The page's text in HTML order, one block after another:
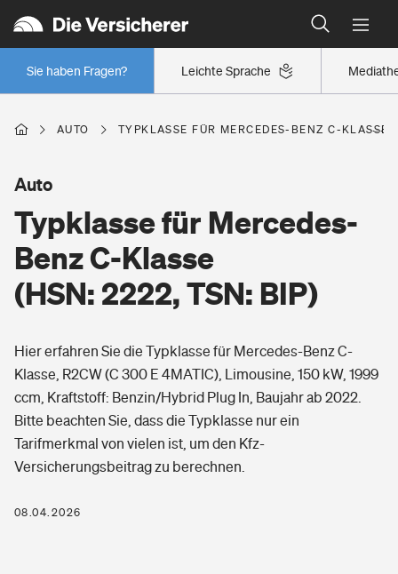
Leichte Sprache
Sie haben Fragen?
Wer versichert was: Jetzt Versicherer finden
Regionalklassen: So ist Ihre Region eingestuft
Wer versichert was: Jetzt Versicherer finden
Berufsunfähigkeitsversicherung
Arbeitsrechtsschutz
Berufshaftpflichtversicherung
Zur Übersicht
Wohnen
Wohngebäudeversicherung
Hausratversicherung
Elementarversicherung
Photovoltaik
Pri­vate Haft­pflicht­
Rechts­schutz­ver­si­che­rung
Fahrradversicherung
Unfallversicherung
Gesundheit
Private Krankenversicherung
AUTO TYPKLASSE FÜR MERCEDES-BENZ C-
Typklasse für Mercedes-
Benz C-Klasse
(HSN: 2222, TSN: BIP)
Auto
Hier erfahren Sie die Typklasse für Mercedes-Benz C-
Klasse, R2CW (C 300 E 4MATIC), Limousine, 150 kW, 1999
ccm, Kraftstoff: Benzin/Hybrid Plug In, Baujahr ab 2022.
Bitte beachten Sie, dass die Typklasse nur ein
Tarifmerkmal von vielen ist, um den Kfz-
Versicherungsbeitrag zu berechnen.
08.04.2026